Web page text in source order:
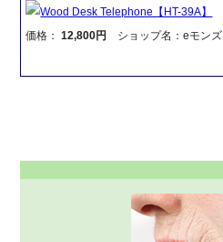
Wood Desk Telephone【HT-39A】
価格：12,800円 ショップ名：eモンズ